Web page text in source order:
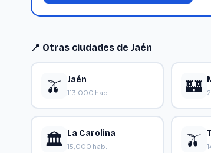
📍 Otras ciudades de Jaén
🫒 Jaén
113,000 hab. 🏰
🏛️ La Carolina
15,000 hab. 🫒